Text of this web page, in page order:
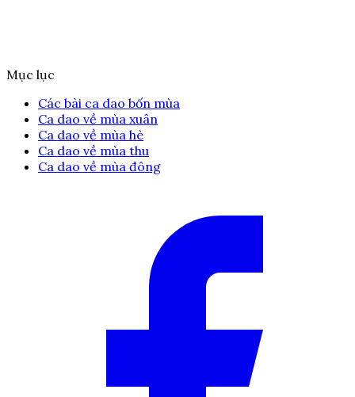
Mục lục
Các bài ca dao bốn mùa
Ca dao về mùa xuân
Ca dao về mùa hè
Ca dao về mùa thu
Ca dao về mùa đông